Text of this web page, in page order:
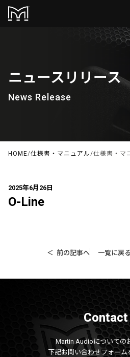
ニュースリリース
News Release
HOME/仕様書・マニュアル/仕様書・マ
2025年6月26日
O-Line
前の記事へ 一覧に戻る
Contact
Martin Audioについての
下記お問い合わせフォーム